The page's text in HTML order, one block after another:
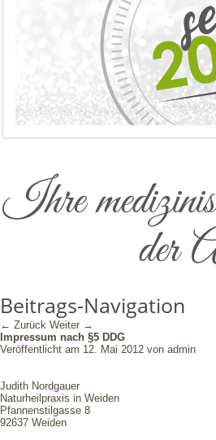
Ihre
der
Beitrags-Navigation
← Zurück Weiter →
Impressum nach §5 DDG
Veröffentlicht am 12. Mai 2012 von admin
Judith Nordgauer
Naturheilpraxis in Weiden
Pfannenstilgasse 8
92637 Weiden